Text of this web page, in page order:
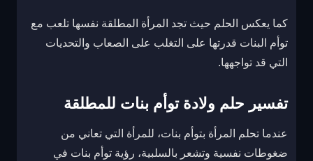
كما يعكس الحلم حيث تجد المرأة المطلقة نفسها تلعب مع
توأم البنات قدرتها على التغلب على الصعاب والتحديات
التي قد تواجهها.
تفسير حلم ولادة توأم بنات للمطلقة
عندما تحلم المرأة بتوأم بنات، للمرأة التي تعاني من
ضغوطات نفسية وتشعر بالسلبية، رؤية توأم بنات في